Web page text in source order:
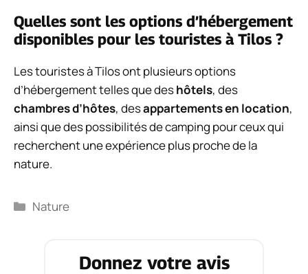
Quelles sont les options d’hébergement
disponibles pour les touristes à Tilos ?
Les touristes à Tilos ont plusieurs options
d’hébergement telles que deshôtels, des
chambres d’hôtes, desappartements en location,
ainsi que des possibilités de camping pour ceux qui
recherchent une expérience plus proche de la
nature.
Catégories
Nature
Donnez votre avis